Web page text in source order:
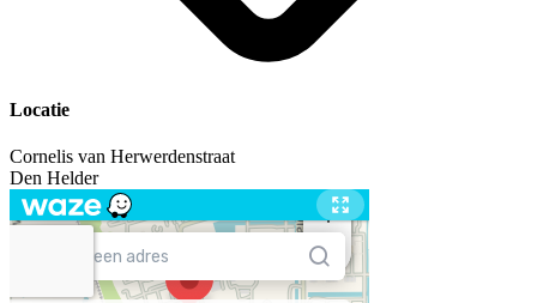
Locatie
Cornelis van Herwerdenstraat
Den Helder